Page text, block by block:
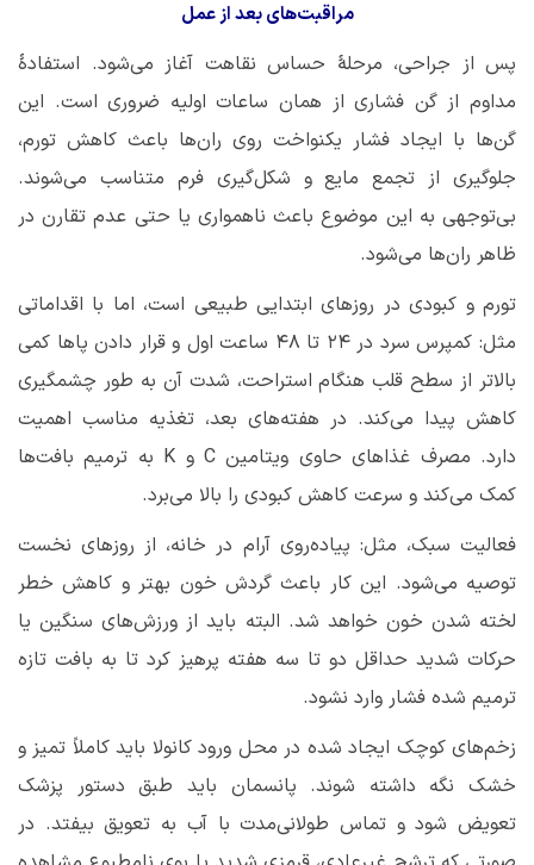
مراقبت‌های بعد از عمل
پس از جراحی، مرحلۀ حساس نقاهت آغاز می‌شود. استفادۀ
مداوم از گن فشاری از همان ساعات اولیه ضروری است. این
گن‌ها با ایجاد فشار یکنواخت روی ران‌ها باعث کاهش تورم،
جلوگیری از تجمع مایع و شکل‌گیری فرم متناسب می‌شوند.
بی‌توجهی به این موضوع باعث ناهمواری یا حتی عدم تقارن در
ظاهر ران‌ها می‌شود.
تورم و کبودی در روزهای ابتدایی طبیعی است، اما با اقداماتی
مثل: کمپرس سرد در ۲۴ تا ۴۸ ساعت اول و قرار دادن پاها کمی
بالاتر از سطح قلب هنگام استراحت، شدت آن به ‌طور چشمگیری
کاهش پیدا می‌کند. در هفته‌های بعد، تغذیه مناسب اهمیت
دارد. مصرف غذاهای حاوی ویتامین C و K به ترمیم بافت‌ها
کمک می‌کند و سرعت کاهش کبودی را بالا می‌برد.
فعالیت سبک، مثل: پیاده‌روی آرام در خانه، از روزهای نخست
توصیه می‌شود. این کار باعث گردش خون بهتر و کاهش خطر
لخته شدن خون خواهد شد. البته باید از ورزش‌های سنگین یا
حرکات شدید حداقل دو تا سه هفته پرهیز کرد تا به بافت تازه
ترمیم شده فشار وارد نشود.
زخم‌های کوچک ایجاد شده در محل ورود کانولا باید کاملاً تمیز و
خشک نگه داشته شوند. پانسمان باید طبق دستور پزشک
تعویض شود و تماس طولانی‌مدت با آب به تعویق بیفتد. در